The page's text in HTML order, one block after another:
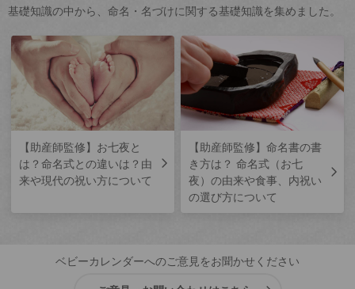
基礎知識の中から、命名・名づけに関する基礎知識を集めました。
【助産師監修】お七夜と
は？命名式との違いは？由
来や現代の祝い方について
【助産師監修】命名書の書
き方は？ 命名式（お七
夜）の由来や食事、内祝い
の選び方について
ベビーカレンダーへのご意見をお聞かせください